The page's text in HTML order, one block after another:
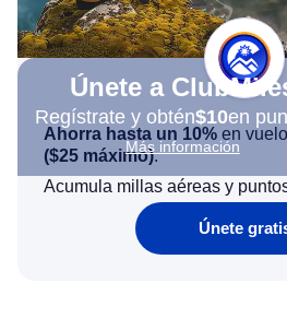
Únete a
Regístrate y obtén$10en
Más información
Ahorra hasta un 10% en
($25 máximo).
Acumula millas aéreas y
Únete